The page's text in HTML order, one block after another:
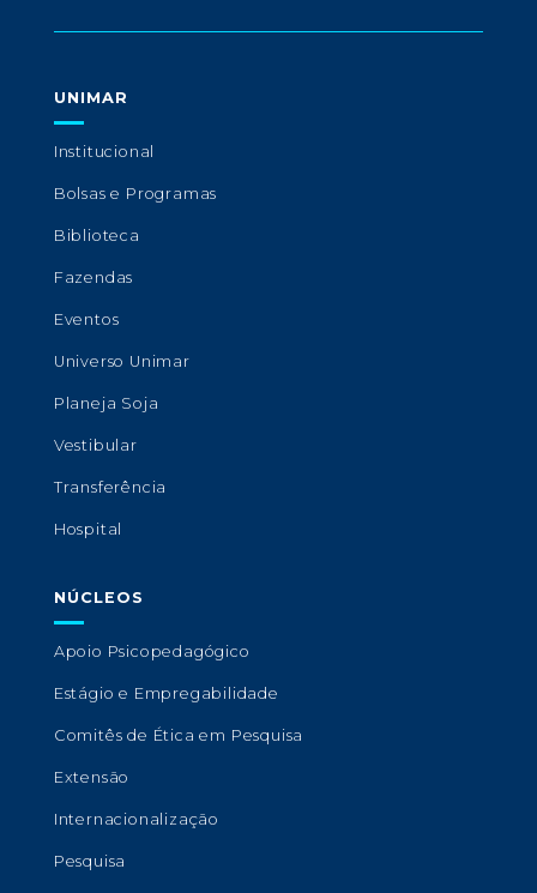
UNIMAR
Institucional
Bolsas e Programas
Biblioteca
Fazendas
Eventos
Universo Unimar
Planeja Soja
Vestibular
Transferência
Hospital
NÚCLEOS
Apoio Psicopedagógico
Estágio e Empregabilidade
Comitês de Ética em Pesquisa
Extensão
Internacionalização
Pesquisa